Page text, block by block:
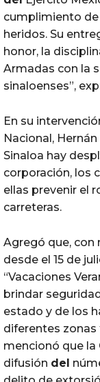
cumplimiento de
heridos. Su
honor, la
Armadas con la
sinaloenses”,
En su
Nacional,
Sinaloa hay
corporación, los
ellas prevenir el
carreteras.
Agregó que, con
desde el 15 de
“Vacaciones
brindar
estado y de los
diferentes zonas
mencionó que la
difusión del